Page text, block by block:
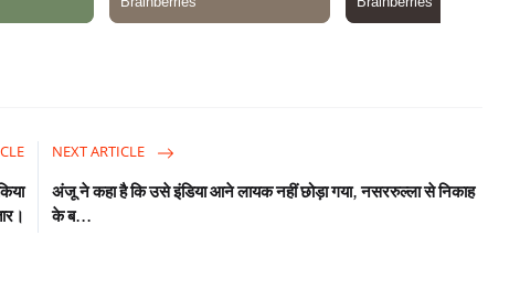
NEXT ARTICLE
अंजू ने कहा है कि उसे इंडिया आने लायक नहीं छोड़ा गया, नसररुल्ला से निकाह
के ब...